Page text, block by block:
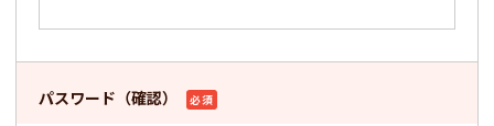
パスワード（確認） 必須